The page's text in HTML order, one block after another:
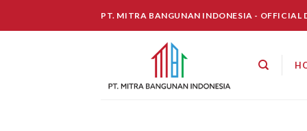
PT. MITRA BANGUNAN INDONESIA -